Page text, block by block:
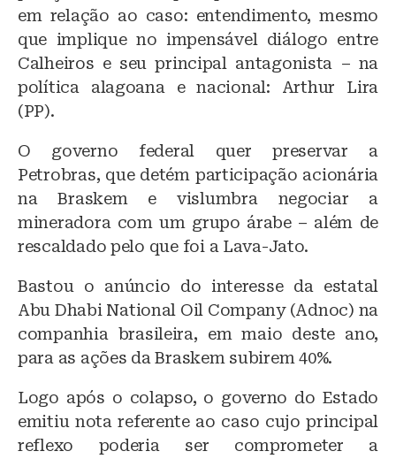
em relação ao caso: entendimento, mesmo
que implique no impensável diálogo entre
Calheiros e seu principal antagonista – na
política alagoana e nacional: Arthur Lira
(PP).
O governo federal quer preservar a
Petrobras, que detém participação acionária
na Braskem e vislumbra negociar a
mineradora com um grupo árabe – além de
rescaldado pelo que foi a Lava-Jato.
Bastou o anúncio do interesse da estatal
Abu Dhabi National Oil Company (Adnoc) na
companhia brasileira, em maio deste ano,
para as ações da Braskem subirem 40%.
Logo após o colapso, o governo do Estado
emitiu nota referente ao caso cujo principal
reflexo poderia ser comprometer a